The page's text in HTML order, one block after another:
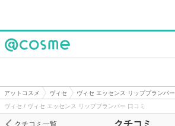
アットコスメ ヴィセ ヴィセ エッセンス リッププランパー
ヴィセ / ヴィセ エッセンス リッププランパー 口コミ
クチコミ
クチコミ一覧